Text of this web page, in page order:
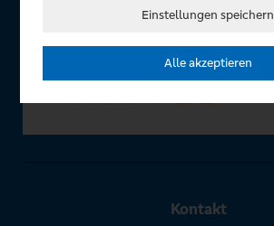
In Zusammenarbeit mit
Kontakt
Einstellungen speichern
Alle akzeptieren